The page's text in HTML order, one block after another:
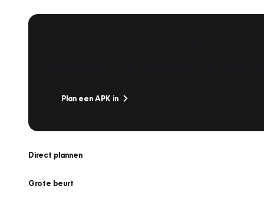
Plan een APK in
Direct plannen
Grote beurt